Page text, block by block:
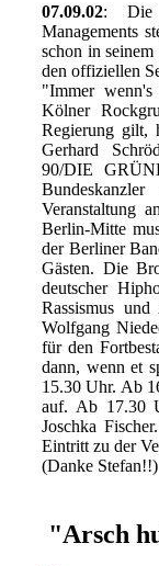
07.09.02: Die
Managements
schon in
den offiziellen
"Immer
Kölner
Regierung gilt,
Gerhard
90/DIE
Veranstaltung
Berlin-Mitte
der Berliner
Gästen. Die
deutscher
Rassismus und
Wolfgang
für den
dann, wenn et
15.30 Uhr. Ab
auf. Ab 17.30
Joschka
Eintritt zu der
(Danke Stefan!!)
"Arsch